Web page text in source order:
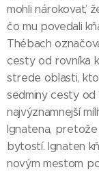
mohli nárokovať,
čo mu povedali
Thébach
cesty od rovníka
strede oblasti,
sedminy cesty od
najvýznamnejší
Ignatena,
bytostí. Ignaten
novým mestom